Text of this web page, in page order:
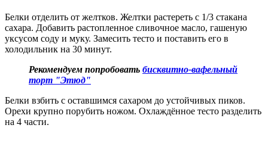
Белки отделить от желтков. Желтки растереть с 1/3 стакана
сахара. Добавить растопленное сливочное масло, гашеную
уксусом соду и муку. Замесить тесто и поставить его в
холодильник на 30 минут.
Рекомендуем попробовать бисквитно-вафельный
торт "Этюд"
Белки взбить с оставшимся сахаром до устойчивых пиков.
Орехи крупно порубить ножом. Охлаждённое тесто разделить
на 4 части.